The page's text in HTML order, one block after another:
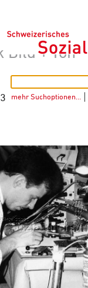
Bild + Ton
mehr Suchoptionen…